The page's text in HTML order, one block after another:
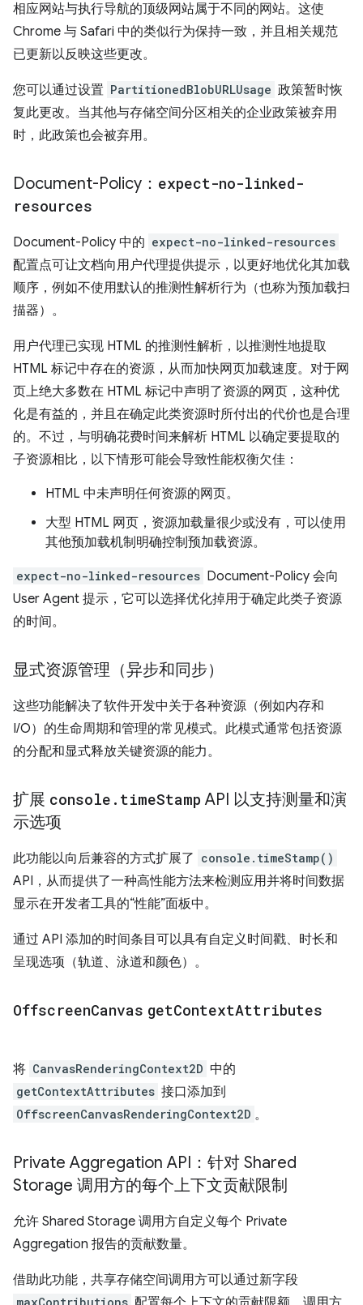
相应网站与执行导航的顶级网站属于不同的网站。这使
Chrome 与 Safari 中的类似行为保持一致，并且相关规范
已更新以反映这些更改。
您可以通过设置 PartitionedBlobURLUsage 政策暂时恢
复此更改。当其他与存储空间分区相关的企业政策被弃用
时，此政策也会被弃用。
Document-Policy： expect-no-linked-
resources
Document-Policy 中的 expect-no-linked-resources
配置点可让文档向用户代理提供提示，以更好地优化其加载
顺序，例如不使用默认的推测性解析行为（也称为预加载扫
描器）。
用户代理已实现 HTML 的推测性解析，以推测性地提取
HTML 标记中存在的资源，从而加快网页加载速度。对于网
页上绝大多数在 HTML 标记中声明了资源的网页，这种优
化是有益的，并且在确定此类资源时所付出的代价也是合理
的。不过，与明确花费时间来解析 HTML 以确定要提取的
子资源相比，以下情形可能会导致性能权衡欠佳：
HTML 中未声明任何资源的网页。
大型 HTML 网页，资源加载量很少或没有，可以使用
其他预加载机制明确控制预加载资源。
expect-no-linked-resources Document-Policy 会向
User Agent 提示，它可以选择优化掉用于确定此类子资源
的时间。
显式资源管理（异步和同步）
这些功能解决了软件开发中关于各种资源（例如内存和
I/O）的生命周期和管理的常见模式。此模式通常包括资源
的分配和显式释放关键资源的能力。
扩展 console . timeStamp API 以支持测量和演
示选项
此功能以向后兼容的方式扩展了 console.timeStamp()
API，从而提供了一种高性能方法来检测应用并将时间数据
显示在开发者工具的“性能”面板中。
通过 API 添加的时间条目可以具有自定义时间戳、时长和
呈现选项（轨道、泳道和颜色）。
OffscreenCanvas getContextAttributes
将 CanvasRenderingContext2D 中的
getContextAttributes 接口添加到
OffscreenCanvasRenderingContext2D 。
Private Aggregation API：针对 Shared
Storage 调用方的每个上下文贡献限制
允许 Shared Storage 调用方自定义每个 Private
Aggregation 报告的贡献数量。
借助此功能，共享存储空间调用方可以通过新字段